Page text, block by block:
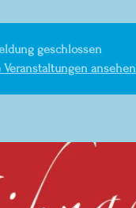
geschlossen
Veranstaltungen ansehen